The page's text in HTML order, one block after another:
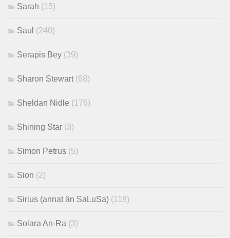
Sarah (15)
Saul (240)
Serapis Bey (39)
Sharon Stewart (68)
Sheldan Nidle (176)
Shining Star (3)
Simon Petrus (5)
Sion (2)
Sirius (annat än SaLuSa) (118)
Solara An-Ra (3)